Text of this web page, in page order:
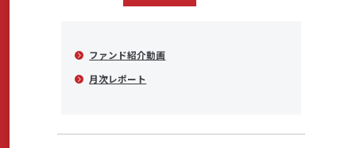
ファンド紹介動画
月次レポート